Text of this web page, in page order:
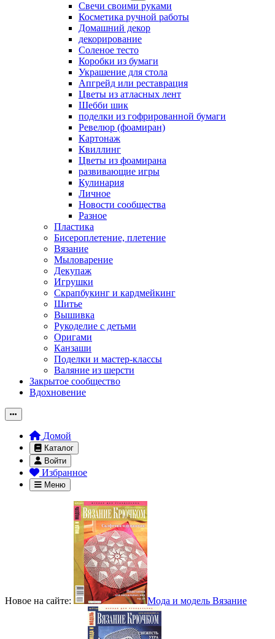
Свечи своими руками
Косметика ручной работы
Домашний декор
декорирование
Соленое тесто
Коробки из бумаги
Украшение для стола
Апгрейд или реставрация
Цветы из атласных лент
Шебби шик
поделки из гофрированной бумаги
Ревелюр (фоамиран)
Картонаж
Квиллинг
Цветы из фоамирана
развивающие игры
Кулинария
Личное
Новости сообщества
Разное
Пластика
Бисероплетение, плетение
Вязание
Мыловарение
Декупаж
Игрушки
Скрапбукинг и кардмейкинг
Шитье
Вышивка
Рукоделие с детьми
Оригами
Канзаши
Поделки и мастер-классы
Валяние из шерсти
Закрытое сообщество
Вдохновение
Домой
Каталог
Войти
Избранное
Меню
Новое на сайте: Мода и модель Вязание